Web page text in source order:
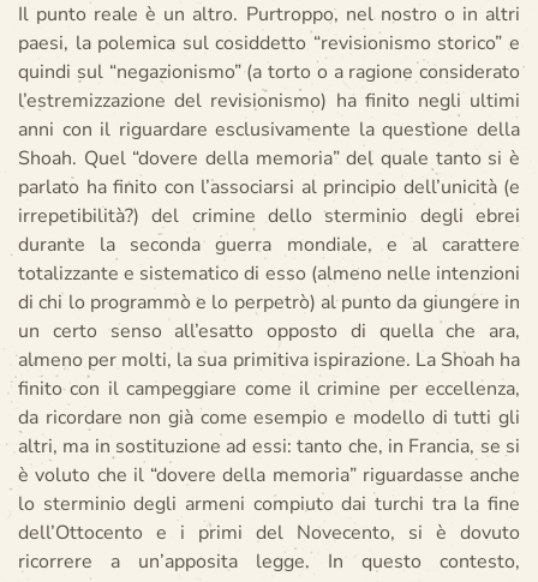
Il punto reale è un altro. Purtroppo, nel nostro o in altri
paesi, la polemica sul cosiddetto “revisionismo storico” e
quindi sul “negazionismo” (a torto o a ragione considerato
l’estremizzazione del revisionismo) ha finito negli ultimi
anni con il riguardare esclusivamente la questione della
Shoah. Quel “dovere della memoria” del quale tanto si è
parlato ha finito con l’associarsi al principio dell’unicità (e
irrepetibilità?) del crimine dello sterminio degli ebrei
durante la seconda guerra mondiale, e al carattere
totalizzante e sistematico di esso (almeno nelle intenzioni
di chi lo programmò e lo perpetrò) al punto da giungere in
un certo senso all’esatto opposto di quella che ara,
almeno per molti, la sua primitiva ispirazione. La Shoah ha
finito con il campeggiare come il crimine per eccellenza,
da ricordare non già come esempio e modello di tutti gli
altri, ma in sostituzione ad essi: tanto che, in Francia, se si
è voluto che il “dovere della memoria” riguardasse anche
lo sterminio degli armeni compiuto dai turchi tra la fine
dell’Ottocento e i primi del Novecento, si è dovuto
ricorrere a un’apposita legge. In questo contesto,